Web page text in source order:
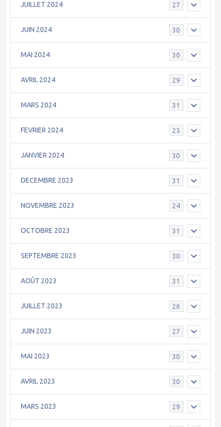
JUILLET 2024 27
JUIN 2024 30
MAI 2024 30
AVRIL 2024 29
MARS 2024 31
FEVRIER 2024 25
JANVIER 2024 30
DECEMBRE 2023 31
NOVEMBRE 2023 24
OCTOBRE 2023 31
SEPTEMBRE 2023 30
AOÛT 2023 31
JUILLET 2023 26
JUIN 2023 27
MAI 2023 30
AVRIL 2023 30
MARS 2023 29